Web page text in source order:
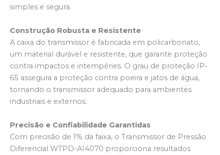
simples e segura.
Construção Robusta e Resistente
A caixa do transmissor é fabricada em policarbonato,
um material durável e resistente, que garante proteção
contra impactos e intempéries. O grau de proteção IP-
65 assegura a proteção contra poeira e jatos de água,
tornando o transmissor adequado para ambientes
industriais e externos.
Precisão e Confiabilidade Garantidas
Com precisão de 1% da faixa, o Transmissor de Pressão
Diferencial WTPD-AI4070 proporciona resultados